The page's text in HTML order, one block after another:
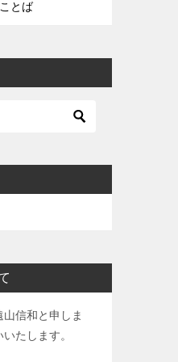
とば
信和と申しま
たします。